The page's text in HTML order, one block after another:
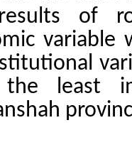
of
variable
the least